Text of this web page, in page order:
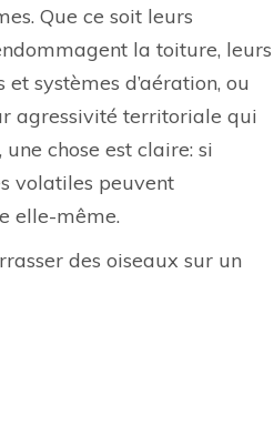
Que ce soit leurs
la toiture, leurs
systèmes d’aération, ou
agressivité territoriale qui
chose est claire: si
volatiles peuvent
elle-même.
des oiseaux sur un